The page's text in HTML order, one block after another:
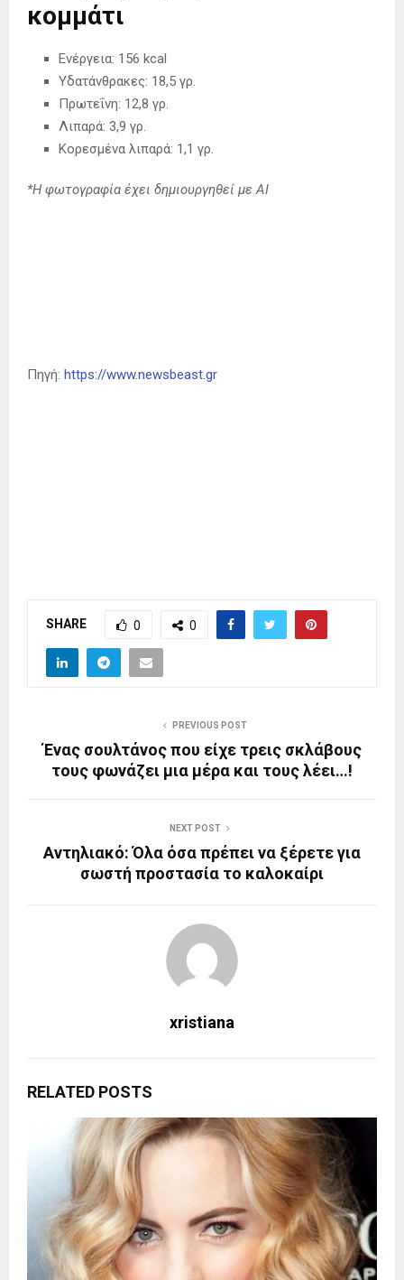
κομμάτι
Ενέργεια: 156 kcal
Υδατάνθρακες: 18,5 γρ.
Πρωτεΐνη: 12,8 γρ.
Λιπαρά: 3,9 γρ.
Κορεσμένα λιπαρά: 1,1 γρ.
*Η φωτογραφία έχει δημιουργηθεί με AI
Πηγή: https://www.newsbeast.gr
SHARE 0 0
PREVIOUS POST
Ένας σουλτάνος που είχε τρεις σκλάβους
τους φωνάζει μια μέρα και τους λέει…!
NEXT POST
Αντηλιακό: Όλα όσα πρέπει να ξέρετε για
σωστή προστασία το καλοκαίρι
xristiana
RELATED POSTS